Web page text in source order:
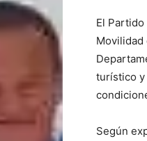
El
Movilidad
turístico y
Según